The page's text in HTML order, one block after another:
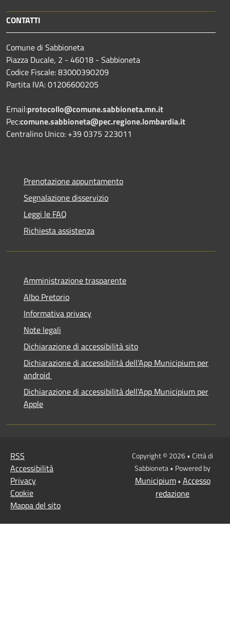
CONTATTI
Comune di Sabbioneta
Piazza Ducale, 2 - 46018 - Sabbioneta
Codice Fiscale: 83000390209
Partita IVA: 01206600205
Email:protocollo@comune.sabbioneta.mn.it
Pec:comune.sabbioneta@pec.regione.lombardia.it
Centralino Unico: +39 0375 223011
Prenotazione appuntamento
Segnalazione disservizio
Leggi le FAQ
Richiesta assistenza
Amministrazione trasparente
Albo Pretorio
Informativa privacy
Note legali
Dichiarazione di accessibilità sito
Dichiarazione di accessibilità dell'App Municipium per
android
Dichiarazione di accessibilità dell'App Municipium per
Apple
RSS
Accessibilità
Privacy
Cookie
Mappa del sito
Copyright © 2026 • Città di
Sabbioneta • Powered by
Municipium• Accesso
redazione